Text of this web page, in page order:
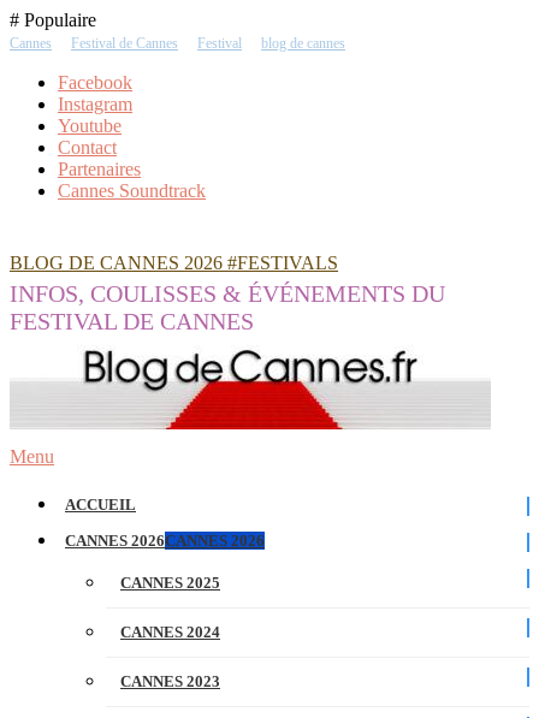
Skip
To
# Populaire
Cannes Festival de Cannes Festival blog de cannes
Facebook
Instagram
Youtube
Contact
Partenaires
Cannes Soundtrack
BLOG DE CANNES 2026 #FESTIVALS
INFOS, COULISSES & ÉVÉNEMENTS DU
FESTIVAL DE CANNES
Menu
ACCUEIL
CANNES 2026CANNES 2026
CANNES 2025
CANNES 2024
CANNES 2023